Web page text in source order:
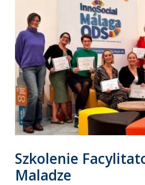
Szkolenie
Maladze